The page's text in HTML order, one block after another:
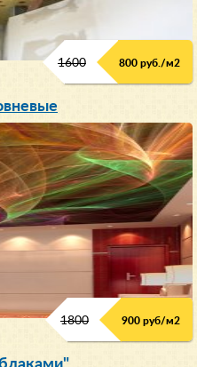
1600 800 руб./м2
1800 900 руб/м2